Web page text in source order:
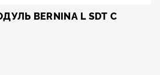
BERNINA L SDT С